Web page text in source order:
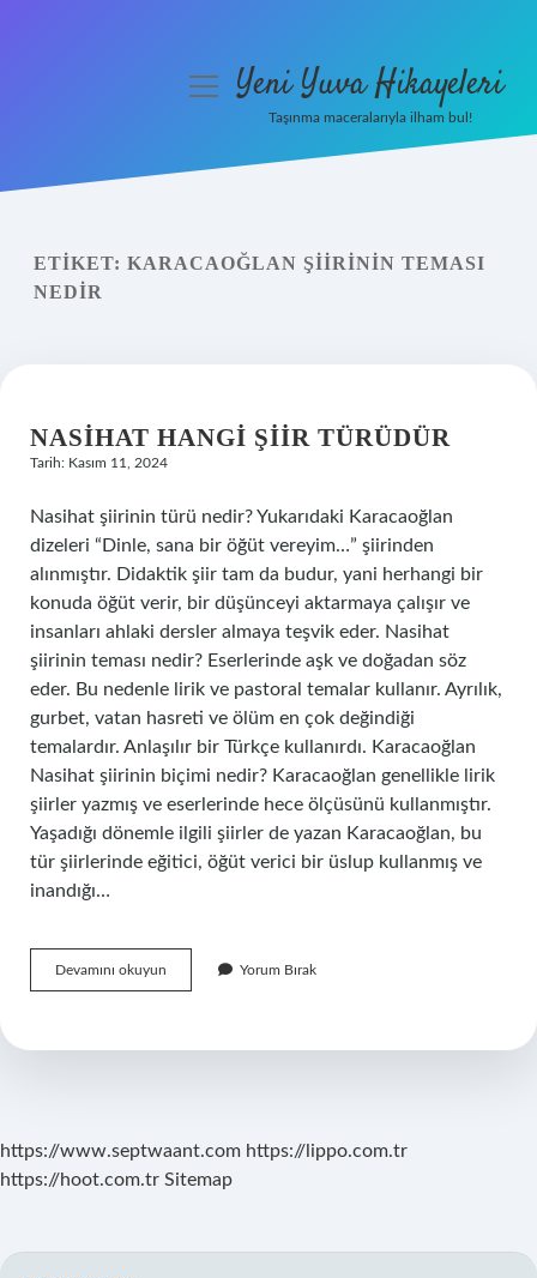
Yasal Uyarı
menüyüYeni Yuva Hikayeleri
Taşınma maceralarıyla ilham bul!
ETIKET: KARACAOĞLAN ŞIIRININ TEMASI
NEDIR
NASIHAT HANGI ŞIIR TÜRÜDÜR
Tarih: Kasım 11, 2024
Nasihat şiirinin türü nedir? Yukarıdaki Karacaoğlan
dizeleri “Dinle, sana bir öğüt vereyim…” şiirinden
alınmıştır. Didaktik şiir tam da budur, yani herhangi bir
konuda öğüt verir, bir düşünceyi aktarmaya çalışır ve
insanları ahlaki dersler almaya teşvik eder. Nasihat
şiirinin teması nedir? Eserlerinde aşk ve doğadan söz
eder. Bu nedenle lirik ve pastoral temalar kullanır. Ayrılık,
gurbet, vatan hasreti ve ölüm en çok değindiği
temalardır. Anlaşılır bir Türkçe kullanırdı. Karacaoğlan
Nasihat şiirinin biçimi nedir? Karacaoğlan genellikle lirik
şiirler yazmış ve eserlerinde hece ölçüsünü kullanmıştır.
Yaşadığı dönemle ilgili şiirler de yazan Karacaoğlan, bu
tür şiirlerinde eğitici, öğüt verici bir üslup kullanmış ve
inandığı…
Devamını okuyun
Hangi
Yorum Bırak
https://www.septwaant.com https://lippo.com.tr
https://hoot.com.tr Sitemap